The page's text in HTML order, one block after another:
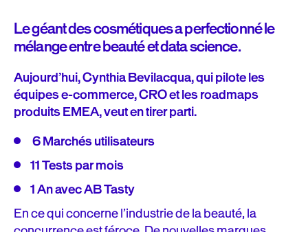
Le géant des cosmétiques a perfectionné le
mélange entre beauté et data science.
Aujourd’hui, Cynthia Bevilacqua, qui pilote les
équipes e-commerce, CRO et les roadmaps
produits EMEA, veut en tirer parti.
6 Marchés utilisateurs
11 Tests par mois
1 An avec AB Tasty
En ce qui concerne l’industrie de la beauté, la